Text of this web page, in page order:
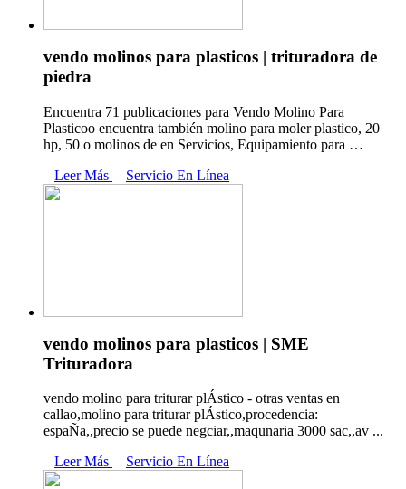
vendo molinos para plasticos | trituradora de
piedra
Encuentra 71 publicaciones para Vendo Molino Para
Plasticoo encuentra también molino para moler plastico, 20
hp, 50 o molinos de en Servicios, Equipamiento para …
Leer Más
Servicio En Línea
vendo molinos para plasticos | SME
Trituradora
vendo molino para triturar plÁstico - otras ventas en
callao,molino para triturar plÁstico,procedencia:
espaÑa,,precio se puede negciar,,maqunaria 3000 sac,,av ...
Leer Más
Servicio En Línea